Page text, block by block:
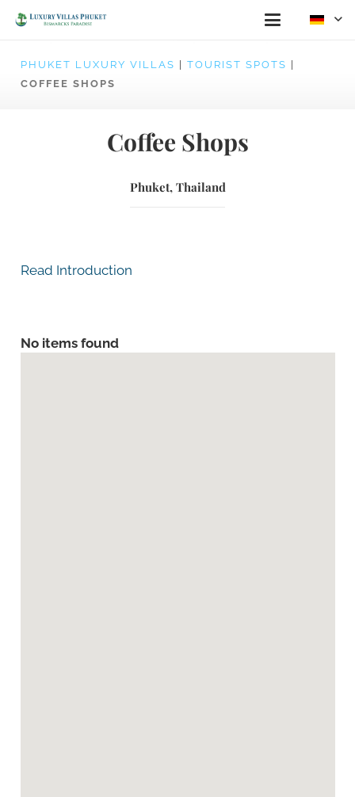
PHUKET LUXURY VILLAS TOURIST SPOTS
COFFEE SHOPS
Coffee Shops
Phuket, Thailand
Read Introduction
No items found